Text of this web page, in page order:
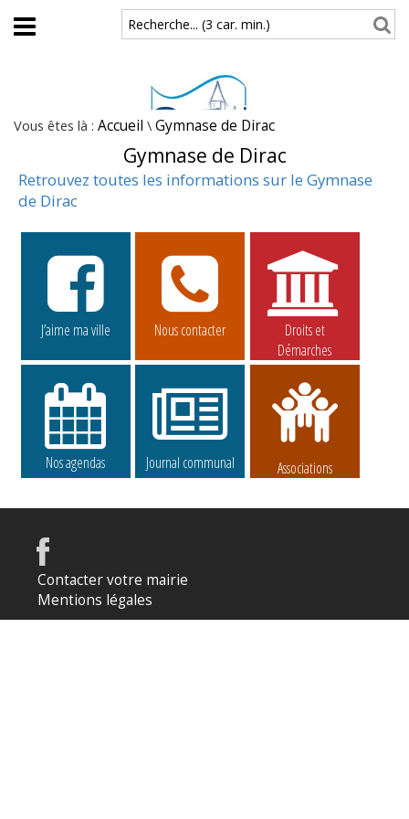
Aller au contenu principal
Recherche... (3 car. min.)
Vous êtes là : Accueil \ Gymnase de Dirac
Gymnase de Dirac
Retrouvez toutes les informations sur le Gymnase
de Dirac
J’aime ma ville Nous contacter
Droits et
Démarches
Nos agendas Journal communal Associations
Contacter votre mairie
Mentions légales